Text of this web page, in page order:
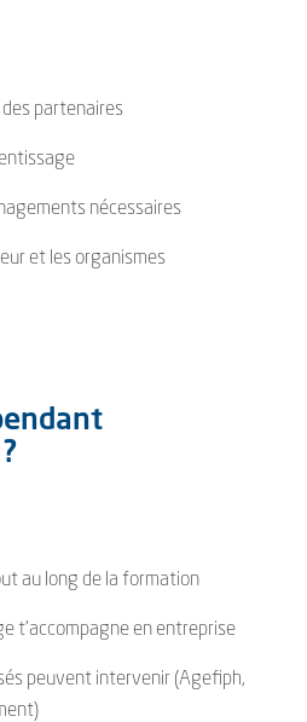
des partenaires
nécessaires
et les organismes
au long de la formation
t’accompagne en entreprise
peuvent intervenir (Agefiph,